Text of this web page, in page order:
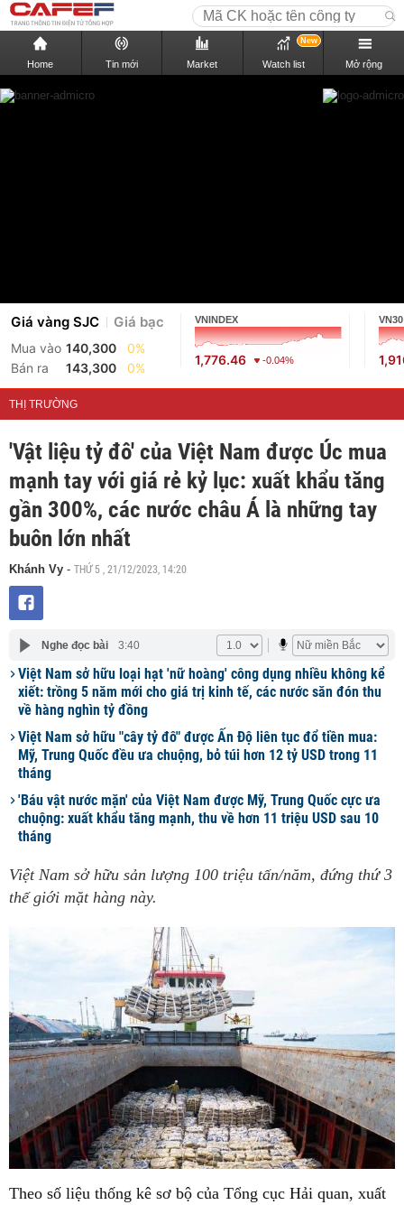
Home Tin mới Market Watch list
New
Mở rộng
Giá vàng SJC Giá bạc
Mua vào 140,300
0%
Bán ra
143,300 0%
VNINDEX
1,776.46 -0.04%
VN30
THỊ TRƯỜNG
'Vật liệu tỷ đô' của Việt Nam được Úc mua
mạnh tay với giá rẻ kỷ lục: xuất khẩu tăng
gần 300%, các nước châu Á là những tay
buôn lớn nhất
Khánh Vy - THỨ 5 , 21/12/2023, 14:20
Nghe đọc bài 3:40
Việt Nam sở hữu loại hạt 'nữ hoàng' công dụng nhiều không kể
xiết: trồng 5 năm mới cho giá trị kinh tế, các nước săn đón thu
về hàng nghìn tỷ đồng
Việt Nam sở hữu "cây tỷ đô" được Ấn Độ liên tục đổ tiền mua:
Mỹ, Trung Quốc đều ưa chuộng, bỏ túi hơn 12 tỷ USD trong 11
tháng
'Báu vật nước mặn' của Việt Nam được Mỹ, Trung Quốc cực ưa
chuộng: xuất khẩu tăng mạnh, thu về hơn 11 triệu USD sau 10
tháng
Việt Nam sở hữu sản lượng 100 triệu tấn/năm, đứng thứ 3
thế giới mặt hàng này.
Theo số liệu thống kê sơ bộ của Tổng cục Hải quan, xuất